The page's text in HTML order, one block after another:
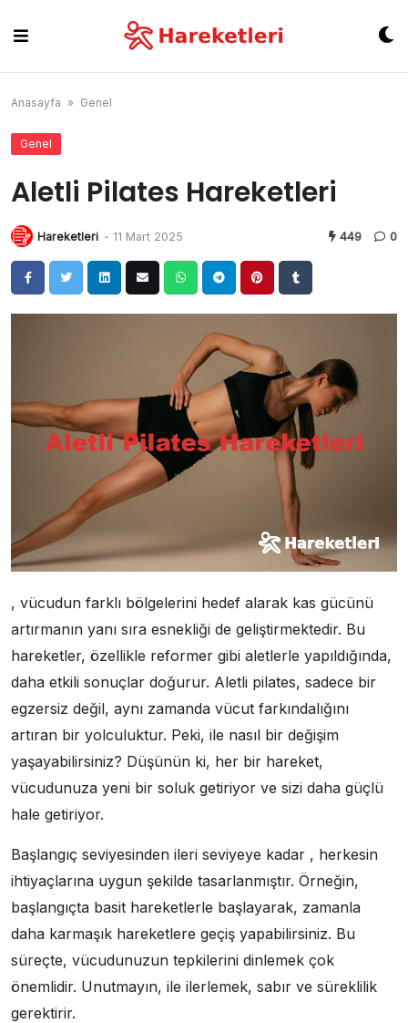
content
Anasayfa » Genel
Genel
Aletli Pilates Hareketleri
Hareketleri - 11 Mart 2025 449 0
, vücudun farklı bölgelerini hedef alarak kas gücünü
artırmanın yanı sıra esnekliği de geliştirmektedir. Bu
hareketler, özellikle reformer gibi aletlerle yapıldığında,
daha etkili sonuçlar doğurur. Aletli pilates, sadece bir
egzersiz değil, aynı zamanda vücut farkındalığını
artıran bir yolculuktur. Peki, ile nasıl bir değişim
yaşayabilirsiniz? Düşünün ki, her bir hareket,
vücudunuza yeni bir soluk getiriyor ve sizi daha güçlü
hale getiriyor.
Başlangıç seviyesinden ileri seviyeye kadar , herkesin
ihtiyaçlarına uygun şekilde tasarlanmıştır. Örneğin,
başlangıçta basit hareketlerle başlayarak, zamanla
daha karmaşık hareketlere geçiş yapabilirsiniz. Bu
süreçte, vücudunuzun tepkilerini dinlemek çok
önemlidir. Unutmayın, ile ilerlemek, sabır ve süreklilik
gerektirir.